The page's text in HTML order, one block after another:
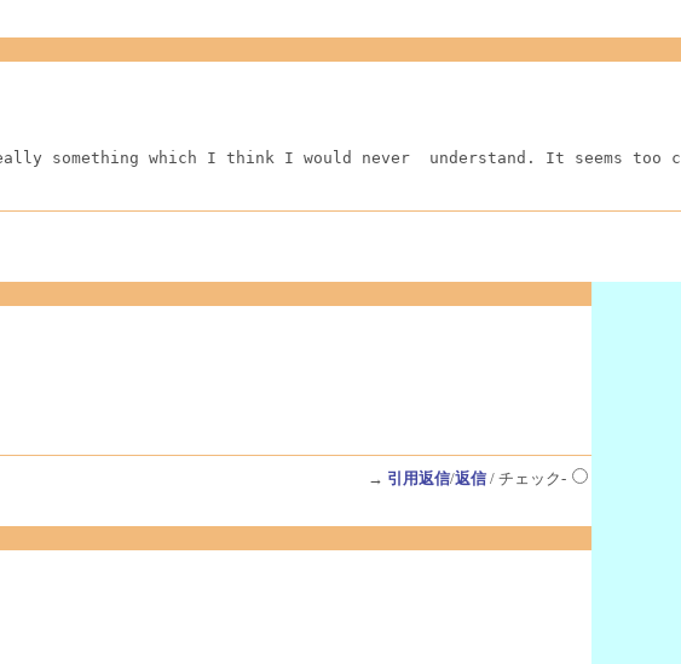
something which I think I would never  understand. It seems
→ 引用返信/返信/ チェック-